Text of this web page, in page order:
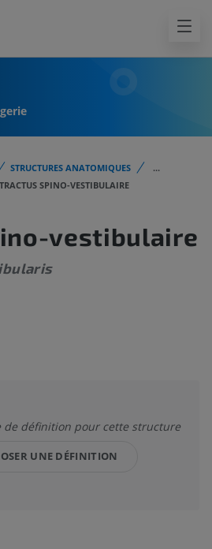
STRUCTURES ANATOMIQUES
...
TRACTUS SPINO-VESTIBULAIRE
vestibulaire
de définition pour cette structure
UNE DÉFINITION